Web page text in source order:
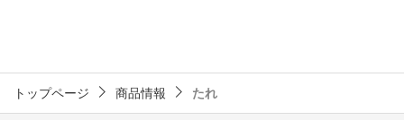
トップページ 商品情報 たれ